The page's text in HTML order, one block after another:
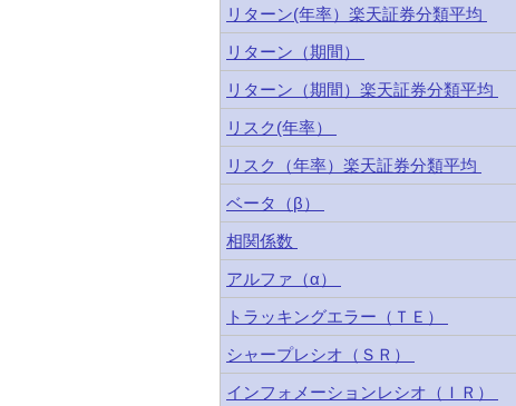
リターン(年率）楽天証券分類平均
リターン（期間）
リターン（期間）楽天証券分類平均
リスク(年率）
リスク（年率）楽天証券分類平均
ベータ（β）
相関係数
アルファ（α）
トラッキングエラー（ＴＥ）
シャープレシオ（ＳＲ）
インフォメーションレシオ（ＩＲ）